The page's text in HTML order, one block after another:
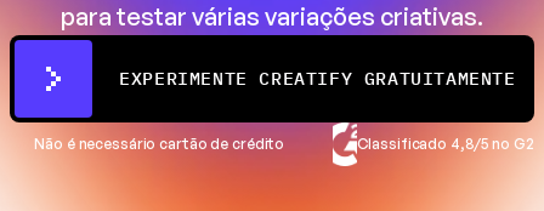
para testar várias variações criativas.
EXPERIMENTE CREATIFY GRATUITAMENTE
Não é necessário cartão de crédito Classificado 4,8/5 no G2